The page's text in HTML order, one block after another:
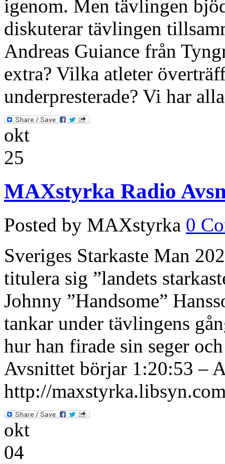
igenom. Men tävlingen
diskuterar tävlingen
Andreas Guiance från
extra? Vilka atleter
underpresterade? Vi har
okt
25
MAXstyrka Radio
Posted by MAXstyrka 0
Sveriges Starkaste Man
titulera sig ”landets
Johnny ”Handsome”
tankar under tävlingens
hur han firade sin seger
Avsnittet börjar 1:20:53 –
http://
okt
04